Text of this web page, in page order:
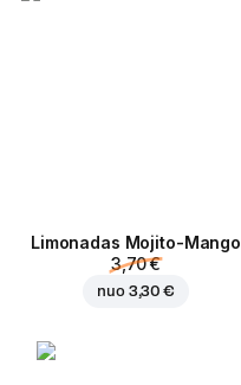
Limonadas Mojito-Mango
3,70 €
nuo 3,30 €